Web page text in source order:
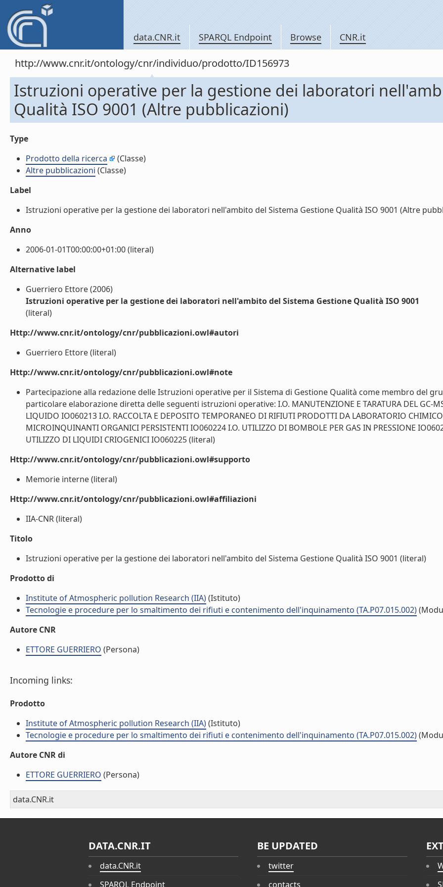
data.CNR.it SPARQL Endpoint Browse CNR.it
http://www.cnr.it/ontology/cnr/individuo/prodotto/ID156973
Istruzioni operative per la gestione dei laboratori
Qualità ISO 9001 (Altre pubblicazioni)
Type
Prodotto della ricerca
(Classe)
Altre pubblicazioni (Classe)
Label
Istruzioni operative per la gestione dei laboratori nell'ambito del Sistema Gestione Qualità ISO 9001 (Altre
Anno
2006-01-01T00:00:00+01:00 (literal)
Alternative label
Guerriero Ettore (2006)
Istruzioni operative per la gestione dei laboratori nell'ambito del Sistema Gestione Qualità ISO 9001
(literal)
Http://www.cnr.it/ontology/cnr/pubblicazioni.owl#autori
Guerriero Ettore (literal)
Http://www.cnr.it/ontology/cnr/pubblicazioni.owl#note
Partecipazione alla redazione delle Istruzioni operative per il Sistema di Gestione Qualità come membro del
particolare elaborazione diretta delle seguenti istruzioni operative: I.O. MANUTENZIONE E TARATURA DEL GC-
LIQUIDO IO060213 I.O. RACCOLTA E DEPOSITO TEMPORANEO DI RIFIUTI PRODOTTI DA LABORATORIO
MICROINQUINANTI ORGANICI PERSISTENTI IO060224 I.O. UTILIZZO DI BOMBOLE PER GAS IN PRESSIONE
UTILIZZO DI LIQUIDI CRIOGENICI IO060225 (literal)
Http://www.cnr.it/ontology/cnr/pubblicazioni.owl#supporto
Memorie interne (literal)
Http://www.cnr.it/ontology/cnr/pubblicazioni.owl#affiliazioni
IIA-CNR (literal)
Titolo
Istruzioni operative per la gestione dei laboratori nell'ambito del Sistema Gestione Qualità ISO 9001 (literal)
Prodotto di
Institute of Atmospheric pollution Research (IIA)(Istituto)
Tecnologie e procedure per lo smaltimento dei rifiuti e contenimento dell'inquinamento (TA.P07.015.002)
Autore CNR
ETTORE GUERRIERO (Persona)
Incoming links:
Prodotto
Institute of Atmospheric pollution Research (IIA)(Istituto)
Tecnologie e procedure per lo smaltimento dei rifiuti e contenimento dell'inquinamento (TA.P07.015.002)
Autore CNR di
ETTORE GUERRIERO (Persona)
data.CNR.it
DATA.CNR.IT
data.CNR.it
SPARQL Endpoint
BE UPDATED
twitter
contacts